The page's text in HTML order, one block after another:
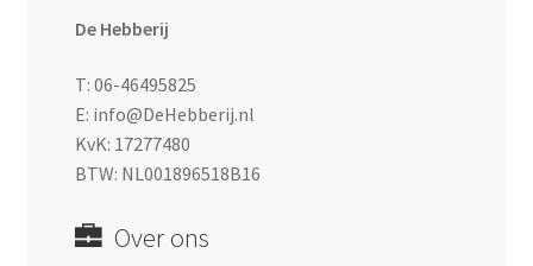
De Hebberij
T: 06-46495825
E: info@DeHebberij.nl
KvK: 17277480
BTW: NL001896518B16
Over ons